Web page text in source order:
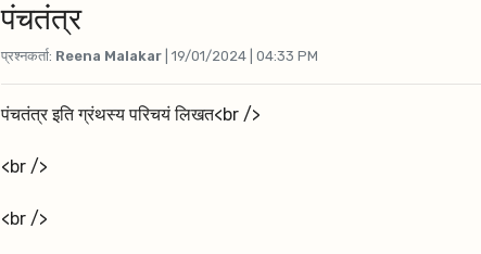
पंचतंत्र
प्रश्नकर्ता: Reena Malakar | 19/01/2024 | 04:33 PM
पंचतंत्र इति ग्रंथस्य परिचयं लिखत<br />
<br />
<br />